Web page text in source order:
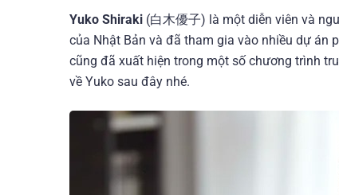
Yuko Shiraki (白木優子) là một diễn viên và
của Nhật Bản và đã tham gia vào nhiều dự án
cũng đã xuất hiện trong một số chương trình
về Yuko sau đây nhé.